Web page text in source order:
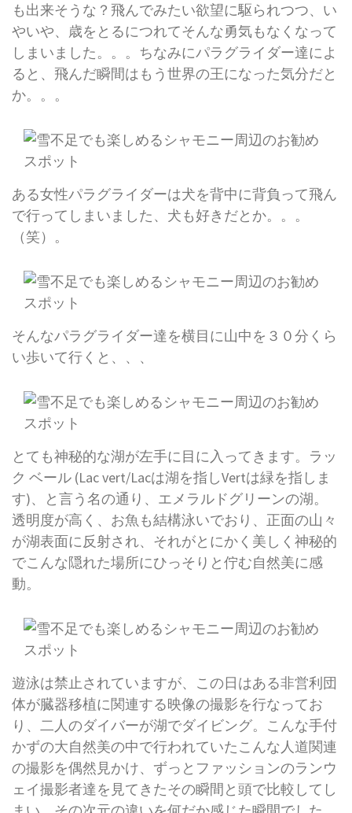
も出来そうな？飛んでみたい欲望に駆られつつ、い
やいや、歳をとるにつれてそんな勇気もなくなって
しまいました。。。ちなみにパラグライダー達によ
ると、飛んだ瞬間はもう世界の王になった気分だと
か。。。
ある女性パラグライダーは犬を背中に背負って飛ん
で行ってしまいました、犬も好きだとか。。。
（笑）。
そんなパラグライダー達を横目に山中を３０分くら
い歩いて行くと、、、
とても神秘的な湖が左手に目に入ってきます。ラッ
ク ベール (Lac vert/Lacは湖を指しVertは緑を指しま
す)、と言う名の通り、エメラルドグリーンの湖。
透明度が高く、お魚も結構泳いでおり、正面の山々
が湖表面に反射され、それがとにかく美しく神秘的
でこんな隠れた場所にひっそりと佇む自然美に感
動。
遊泳は禁止されていますが、この日はある非営利団
体が臓器移植に関連する映像の撮影を行なってお
り、二人のダイバーが湖でダイビング。こんな手付
かずの大自然美の中で行われていたこんな人道関連
の撮影を偶然見かけ、ずっとファッションのランウ
ェイ撮影者達を見てきたその瞬間と頭で比較してし